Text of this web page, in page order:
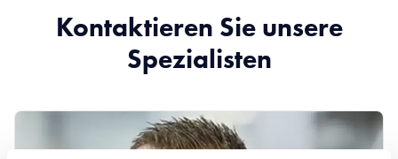
Kontaktieren Sie unsere
Spezialisten